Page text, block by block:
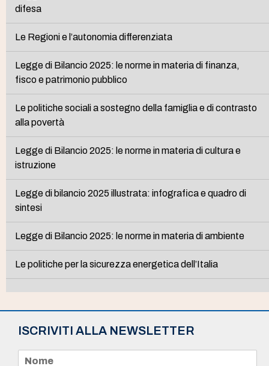
difesa
Le Regioni e l’autonomia differenziata
Legge di Bilancio 2025: le norme in materia di finanza,
fisco e patrimonio pubblico
Le politiche sociali a sostegno della famiglia e di contrasto
alla povertà
Legge di Bilancio 2025: le norme in materia di cultura e
istruzione
Legge di bilancio 2025 illustrata: infografica e quadro di
sintesi
Legge di Bilancio 2025: le norme in materia di ambiente
Le politiche per la sicurezza energetica dell’Italia
ISCRIVITI ALLA NEWSLETTER